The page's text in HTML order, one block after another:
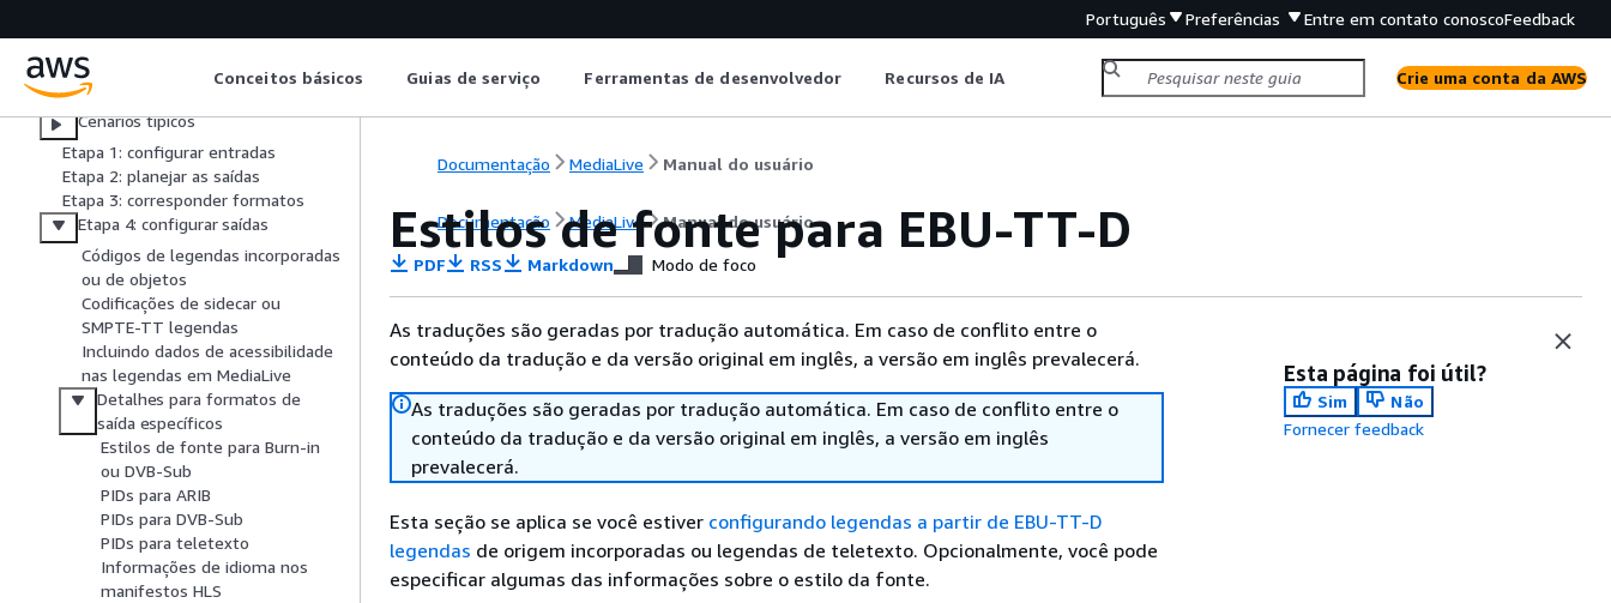
Português Preferências Entre em contato conoscoFeedback
Conceitos básicos Guias de serviço Ferramentas de desenvolvedor Recursos de IA Crie uma conta da AWS
Legendas
Recursos compatíveis
Cenários típicos
Etapa 1: configurar entradas
Etapa 2: planejar as saídas
Etapa 3: corresponder formatos
Etapa 4: configurar saídas
Códigos de legendas incorporadas
ou de objetos
Codificações de sidecar ou
SMPTE-TT legendas
Incluindo dados de acessibilidade
nas legendas em MediaLive
Detalhes para formatos de
saída específicos
Estilos de fonte para Burn-in
ou DVB-Sub
PIDs para ARIB
PIDs para DVB-Sub
PIDs para teletexto
Informações de idioma nos
manifestos HLS
Documentação MediaLive Manual do usuário
Documentação MediaLive Manual do usuário
Estilos de fonte para EBU-TT-D
PDF RSS Markdown Modo de foco
As traduções são geradas por tradução automática. Em caso de conflito entre o
conteúdo da tradução e da versão original em inglês, a versão em inglês prevalecerá.
As traduções são geradas por tradução automática. Em caso de conflito entre o
conteúdo da tradução e da versão original em inglês, a versão em inglês
prevalecerá.
Esta seção se aplica se você estiver configurando legendas a partir de EBU-TT-D
legendas de origem incorporadas ou legendas de teletexto. Opcionalmente, você pode
especificar algumas das informações sobre o estilo da fonte.
Esta página foi útil?
Sim
Não
Fornecer feedback